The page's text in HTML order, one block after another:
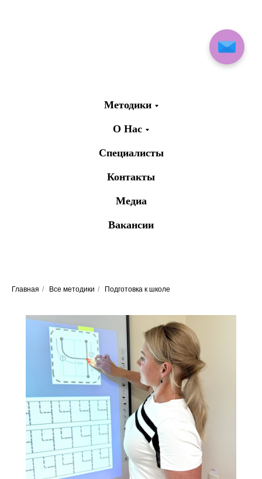
Методики
О Нас
Специалисты
Контакты
Медиа
Вакансии
Главная / Все методики / Подготовка к школе